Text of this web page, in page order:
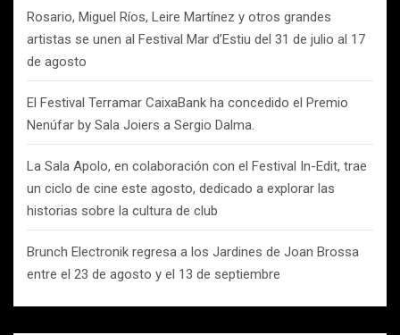
Rosario, Miguel Ríos, Leire Martínez y otros grandes
artistas se unen al Festival Mar d’Estiu del 31 de julio al 17
de agosto
El Festival Terramar CaixaBank ha concedido el Premio
Nenúfar by Sala Joiers a Sergio Dalma.
La Sala Apolo, en colaboración con el Festival In-Edit, trae
un ciclo de cine este agosto, dedicado a explorar las
historias sobre la cultura de club
Brunch Electronik regresa a los Jardines de Joan Brossa
entre el 23 de agosto y el 13 de septiembre